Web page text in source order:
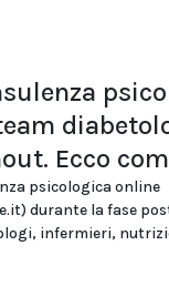
Ecco
psicologica online
durante la fase
infermieri,